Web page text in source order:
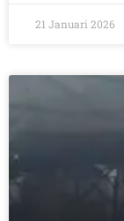
21 Januari 2026